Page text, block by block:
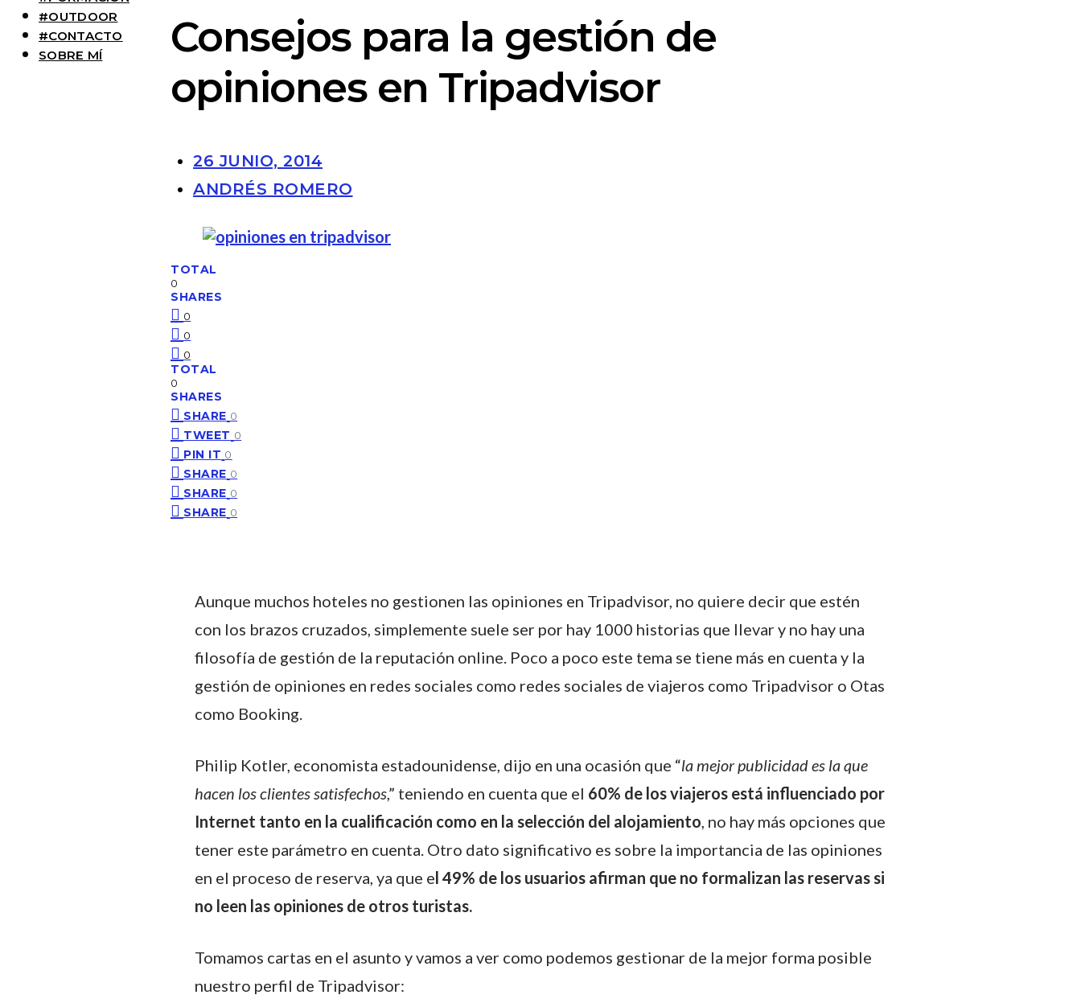
#OUTDOOR
#CONTACTO
SOBRE MÍ
Consejos para la gestión de
opiniones en Tripadvisor
26 JUNIO, 2014
ANDRÉS ROMERO
TOTAL
0
SHARES
0
0
0
TOTAL
0
SHARES
SHARE 0
TWEET 0
PIN IT 0
SHARE 0
SHARE 0
SHARE 0
Aunque muchos hoteles no gestionen las opiniones en Tripadvisor, no quiere decir que estén
con los brazos cruzados, simplemente suele ser por hay 1000 historias que llevar y no hay una
filosofía de gestión de la reputación online. Poco a poco este tema se tiene más en cuenta y la
gestión de opiniones en redes sociales como redes sociales de viajeros como Tripadvisor o Otas
como Booking.
Philip Kotler, economista estadounidense, dijo en una ocasión que “la mejor publicidad es la que
hacen los clientes satisfechos,” teniendo en cuenta que el 60% de los viajeros está influenciado por
Internet tanto en la cualificación como en la selección del alojamiento , no hay más opciones que
tener este parámetro en cuenta. Otro dato significativo es sobre la importancia de las opiniones
en el proceso de reserva, ya que el 49% de los usuarios afirman que no formalizan las reservas si
no leen las opiniones de otros turistas.
Tomamos cartas en el asunto y vamos a ver como podemos gestionar de la mejor forma posible
nuestro perfil de Tripadvisor: